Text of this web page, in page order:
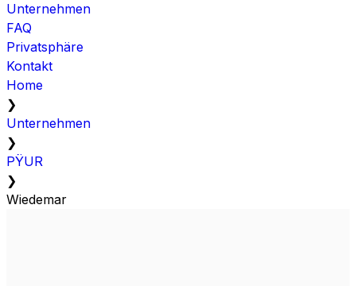
Unternehmen
FAQ
Privatsphäre
Kontakt
Home
❯
Unternehmen
❯
PŸUR
❯
Wiedemar